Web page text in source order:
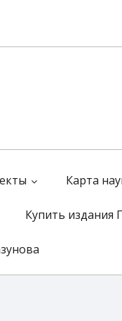
Карта
Купить издания